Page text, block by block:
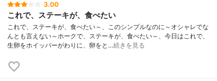
3.00
これで、ステーキが、食べたい
これで、ステーキが、食べたい～、このシンプルなのに～オシャレでな
んとも言えない～ホークで、ステーキが、食べたい～、今日はこれで、
生卵をホイッパーがわりに、卵をと…続きを見る